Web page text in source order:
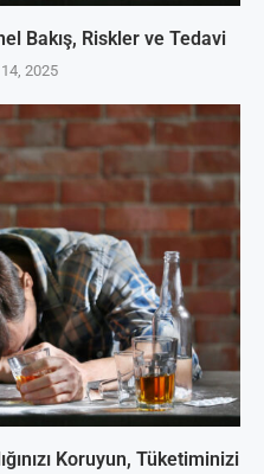
Bakış, Riskler ve Tedavi
2025
Koruyun, Tüketiminizi